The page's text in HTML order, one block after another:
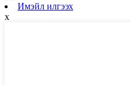
Имэйл илгээх
x